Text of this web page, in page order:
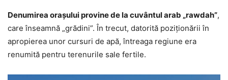
Denumirea oraşului provine de la cuvântul arab „rawdah”,
care înseamnă „grădini”. În trecut, datorită poziţionării în
apropierea unor cursuri de apă, întreaga regiune era
renumită pentru terenurile sale fertile.